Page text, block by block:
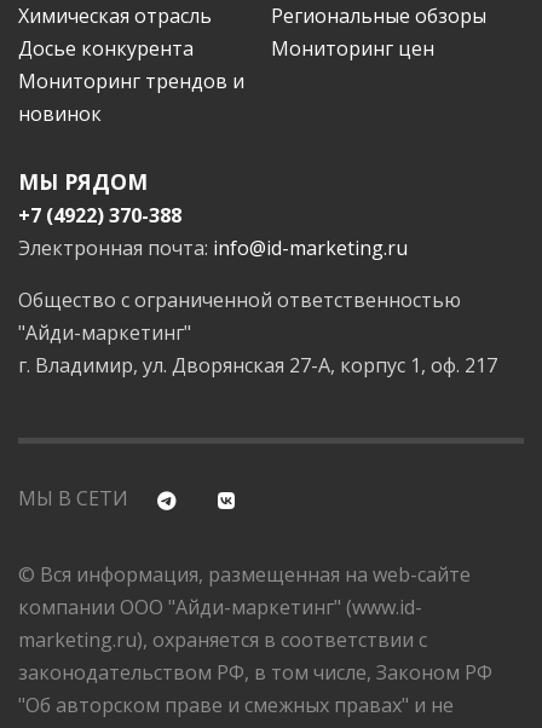
Химическая отрасль
Региональные обзоры
Досье конкурента
Мониторинг цен
Мониторинг трендов и
новинок
МЫ РЯДОМ
+7 (4922) 370-388
Электронная почта: info@id-marketing.ru
Общество с ограниченной ответственностью
"Айди-маркетинг"
г. Владимир, ул. Дворянская 27-А, корпус 1, оф. 217
МЫ В СЕТИ
© Вся информация, размещенная на web-сайте
компании ООО "Айди-маркетинг" (www.id-
marketing.ru), охраняется в соответствии с
законодательством РФ, в том числе, Законом РФ
"Об авторском праве и смежных правах" и не